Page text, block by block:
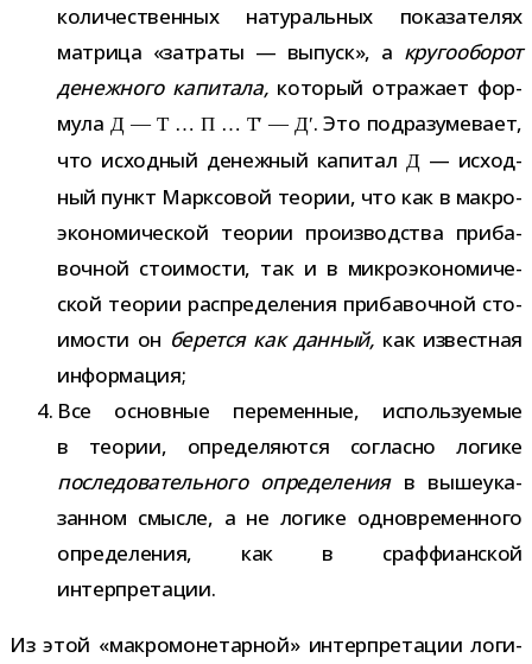
коли­че­ствен­ных нату­раль­ных пока­за­те­лях
мат­рица «затраты — выпуск», а кру­го­обо­рот
денеж­ного капи­тала, кото­рый отра­жает фор­
мула Д — Т … П … Т′ — Д′. Это под­ра­зу­ме­вает,
что исход­ный денеж­ный капи­тал Д — исход­
ный пункт Марксовой тео­рии, что как в мак­ро­
эко­но­ми­че­ской тео­рии про­из­вод­ства при­ба­
воч­ной сто­и­мо­сти, так и в мик­ро­эко­но­ми­че­
ской тео­рии рас­пре­де­ле­ния при­ба­воч­ной сто­
и­мо­сти он берется как дан­ный, как извест­ная
информация;
Все основ­ные пере­мен­ные, исполь­зу­е­мые
в тео­рии, опре­де­ля­ются согласно логике
после­до­ва­тель­ного опре­де­ле­нияв выше­ука­
зан­ном смысле, а не логике одно­вре­мен­ного
опре­де­ле­ния, как в сраф­фи­ан­ской
интерпретации.
Из этой «мак­ро­мо­не­тар­ной» интер­пре­та­ции логи­